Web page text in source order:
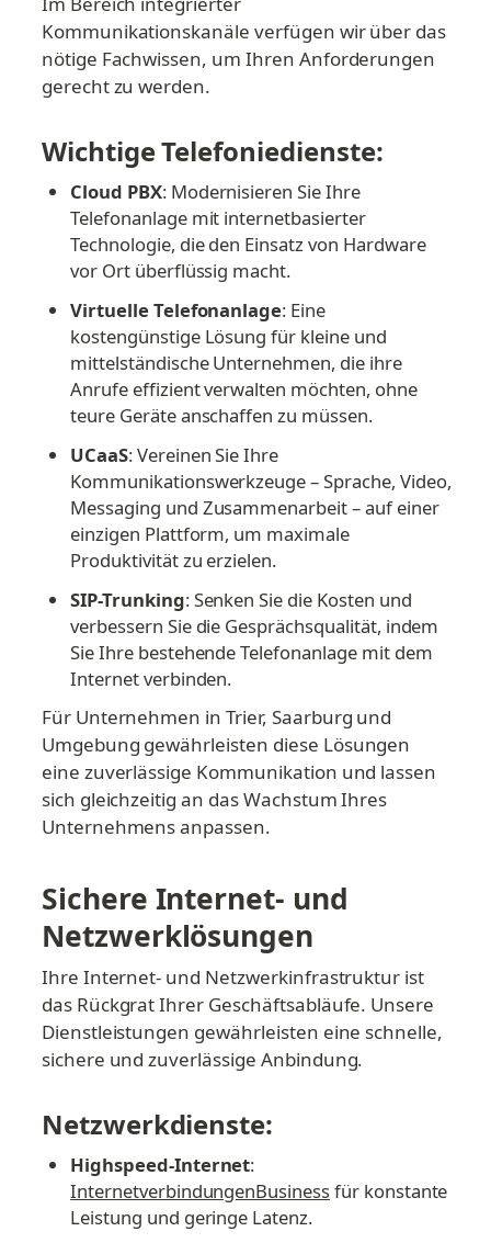
Kommunikationskanäle verfügen wir über das
nötige Fachwissen, um Ihren Anforderungen
gerecht zu werden.
Wichtige Telefoniedienste:
Cloud PBX: Modernisieren Sie Ihre
Telefonanlage mit internetbasierter
Technologie, die den Einsatz von Hardware
vor Ort überflüssig macht.
Virtuelle Telefonanlage: Eine
kostengünstige Lösung für kleine und
mittelständische Unternehmen, die ihre
Anrufe effizient verwalten möchten, ohne
teure Geräte anschaffen zu müssen.
UCaaS: Vereinen Sie Ihre
Kommunikationswerkzeuge – Sprache, Video,
Messaging und Zusammenarbeit – auf einer
einzigen Plattform, um maximale
Produktivität zu erzielen.
SIP-Trunking: Senken Sie die Kosten und
verbessern Sie die Gesprächsqualität, indem
Sie Ihre bestehende Telefonanlage mit dem
Internet verbinden.
Für Unternehmen in Trier, Saarburg und
Umgebung gewährleisten diese Lösungen
eine zuverlässige Kommunikation und lassen
sich gleichzeitig an das Wachstum Ihres
Unternehmens anpassen.
Sichere Internet- und
Netzwerklösungen
Ihre Internet- und Netzwerkinfrastruktur ist
das Rückgrat Ihrer Geschäftsabläufe. Unsere
Dienstleistungen gewährleisten eine schnelle,
sichere und zuverlässige Anbindung.
Netzwerkdienste:
Highspeed-Internet:
InternetverbindungenBusiness für konstante
Leistung und geringe Latenz.